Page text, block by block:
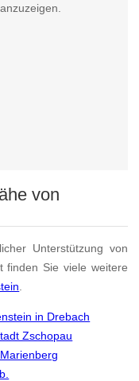
von
Unterstützung von
finden Sie viele weitere
in Drebach
Zschopau